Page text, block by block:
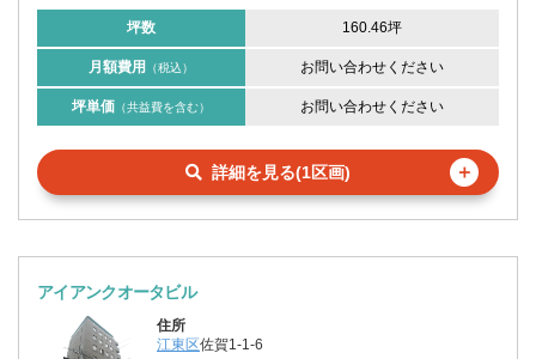
坪数 160.46坪
月額費用 （税込） お問い合わせください
坪単価 （共益費を含む） お問い合わせください
詳細を見る(1区画) ＋
アイアンクオータビル
住所
江東区佐賀1-1-6